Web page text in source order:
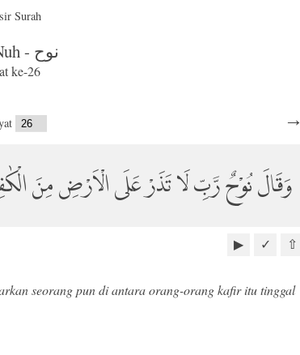
Surah
Nuh - نوح
ke-26
→
وَقَالَ نُوْحٌ رَّبِّ لَا تَذَرْ عَلَى الْاَرْضِ مِنَ
⇧
✓
▶
seorang pun di antara orang-orang kafir itu tinggal